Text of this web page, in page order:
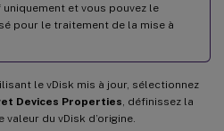
et vous pouvez le
pour le traitement de la mise à
le vDisk mis à jour, sélectionnez
Devices Properties , définissez la
du vDisk d’origine.